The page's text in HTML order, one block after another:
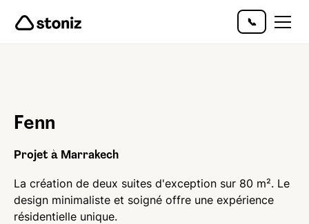
📞
Fenn
Projet à Marrakech
La création de deux suites d'exception sur 80 m². Le
design minimaliste et soigné offre une expérience
résidentielle unique.